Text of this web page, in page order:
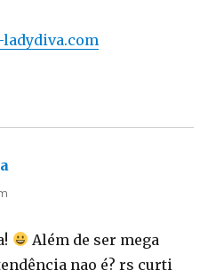
Além de ser mega
nao é? rs curti